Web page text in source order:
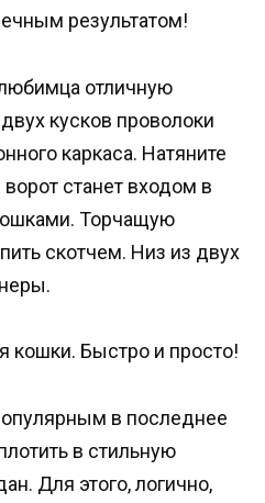
результатом!
отличную
кусков проволоки
каркаса. Натяните
станет входом в
Торчащую
скотчем. Низ из двух
кошки. Быстро и просто!
в последнее
в стильную
Для этого, логично,